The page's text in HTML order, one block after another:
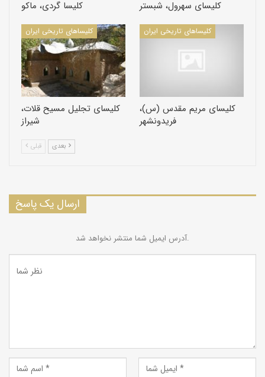
کلیسا گردی، ماکو کلیسای سهرول، شبستر
کلیسا‌های تاریخی ایران
کلیسای تجلیل مسیح قلات،
شیراز
کلیسا‌های تاریخی ایران
کلیسای مریم مقدس (س)،
فریدونشهر
قبلی
ارسال یک پاسخ
آدرس ایمیل شما منتشر نخواهد شد.